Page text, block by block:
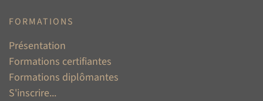
FORMATIONS
Présentation
Formations certifiantes
Formations diplômantes
S'inscrire...